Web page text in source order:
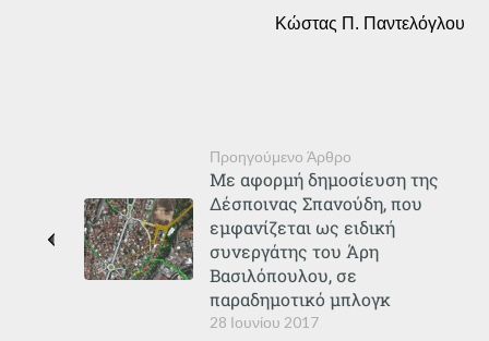
Κώστας Π. Παντελόγλου
Προηγούμενο Άρθρο
28 Ιουνίου 2017
Με αφορμή δημοσίευση της
Δέσποινας Σπανούδη, που
εμφανίζεται ως ειδική
συνεργάτης του Άρη
Βασιλόπουλου, σε
παραδημοτικό μπλογκ